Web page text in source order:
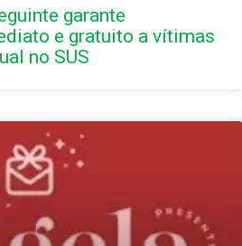
garante
e gratuito a vítimas
no SUS